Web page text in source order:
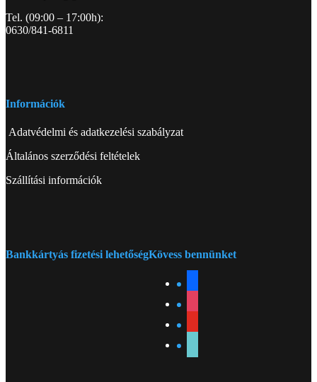
Tel. (09:00 – 17:00h):
0630/841-6811
Információk
Adatvédelmi és adatkezelési szabályzat
Általános szerződési feltételek
Szállítási információk
Bankkártyás fizetési lehetőségKövess bennünket